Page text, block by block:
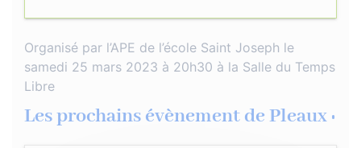
Organisé par l’APE de l’école Saint Joseph le
samedi 25 mars 2023 à 20h30 à la Salle du Temps
Libre
Les prochains évènement de Pleaux :